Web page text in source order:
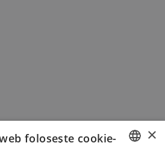
×
folosește cookie-